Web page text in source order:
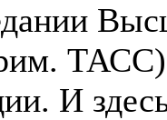
И